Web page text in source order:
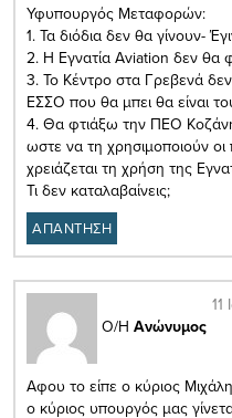
Υφυπουργός Μεταφορών:
1. Τα διόδια δεν θα γίνουν-
2. Η Εγνατία Aviation δεν θα
3. Το Κέντρο στα Γρεβενά δεν
ΕΣΣΟ που θα μπει θα είναι
4. Θα φτιάξω την ΠΕΟ
ωστε να τη χρησιμοποιούν οι
χρειάζεται τη χρήση της
Τι δεν καταλαβαίνεις;
ΑΠΑΝΤΗΣΗ
Ο/Η Ανώνυμος
11
Αφου το είπε ο κύριος
ο κύριος υπουργός μας